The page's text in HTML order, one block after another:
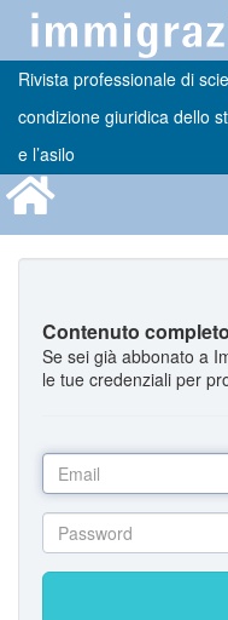
Rivista professionale di
condizione giuridica dello
e l’asilo
Contenuto
Se sei già abbonato a
le tue credenziali per